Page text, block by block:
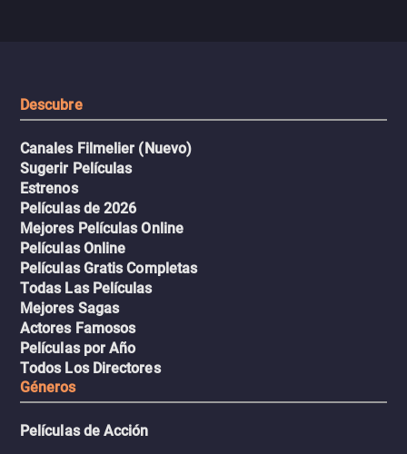
Descubre
Canales Filmelier (Nuevo)
Sugerir Películas
Estrenos
Películas de 2026
Mejores Películas Online
Películas Online
Películas Gratis Completas
Todas Las Películas
Mejores Sagas
Actores Famosos
Películas por Año
Todos Los Directores
Géneros
Películas de Acción